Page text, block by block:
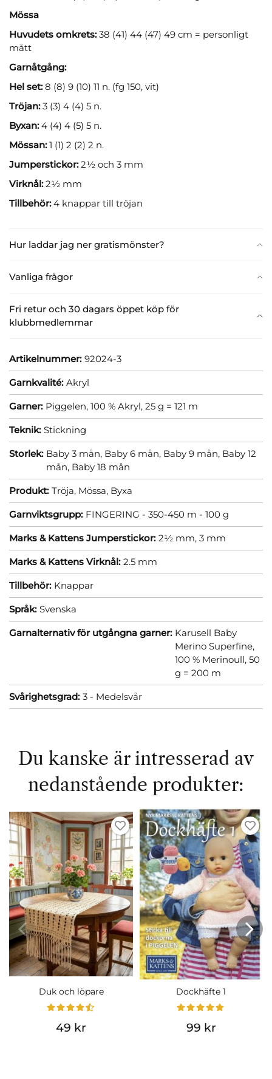
Hur laddar jag ner gratismönster?
Vanliga frågor
Fri retur och 30 dagars öppet köp för
klubbmedlemmar
Mössa
Huvudets omkrets:38 (41) 44 (47) 49 cm = personligt
mått
Garnåtgång:
Hel set:8 (8) 9 (10) 11 n. (fg 150, vit)
Tröjan:3 (3) 4 (4) 5 n.
Byxan:4 (4) 4 (5) 5 n.
Mössan:1 (1) 2 (2) 2 n.
Jumperstickor:2½ och 3 mm
Virknål:2½ mm
Tillbehör:4 knappar till tröjan
Artikelnummer: 92024-3
Garnkvalité: Akryl
Garner: Piggelen, 100 % Akryl, 25 g = 121 m
Teknik: Stickning
Storlek: Baby 3 mån, Baby 6 mån, Baby 9 mån, Baby 12
mån, Baby 18 mån
Produkt: Tröja, Mössa, Byxa
Garnviktsgrupp: FINGERING - 350-450 m - 100 g
Marks & Kattens Jumperstickor: 2½ mm, 3 mm
Marks & Kattens Virknål: 2.5 mm
Tillbehör: Knappar
Språk: Svenska
Garnalternativ för utgångna garner: Karusell Baby
Merino Superfine,
100 % Merinoull, 50
g = 200 m
Svårighetsgrad: 3 - Medelsvår
Du kanske är intresserad av
nedanstående produkter:
Duk och löpare
49 kr
Dockhäfte 1
99 kr